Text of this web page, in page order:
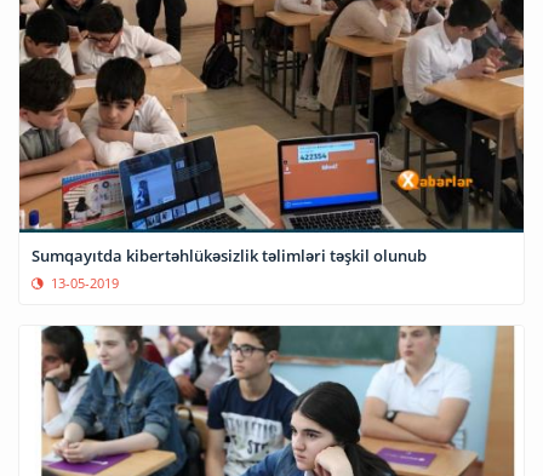
Sumqayıtda kibertəhlükəsizlik təlimləri təşkil olunub
13-05-2019